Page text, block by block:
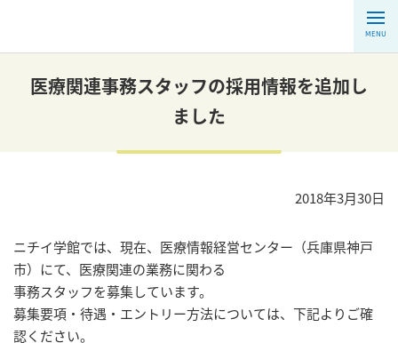
MENU
医療関連事務スタッフの採用情報を追加し
ました
2018年3月30日
ニチイ学館では、現在、医療情報経営センター（兵庫県神戸
市）にて、医療関連の業務に関わる
事務スタッフを募集しています。
募集要項・待遇・エントリー方法については、下記よりご確
認ください。